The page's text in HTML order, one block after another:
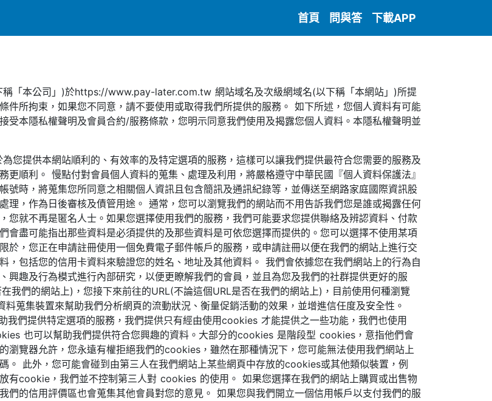
首頁 問與答 下載APP
「本公司」)於https://www.pay-later.com.tw 網站域名及次級網域名(以下稱「本網站」)所提
件所拘束，如果您不同意，請不要使用或取得我們所提供的服務。 如下所述，您個人資料有可能
受本隱私權聲明及會員合約/服務條款，您明示同意我們使用及揭露您個人資料。本隱私權聲明並
您提供本網站順利的、有效率的及特定選項的服務，這樣可以讓我們提供最符合您需要的服務及
順利。 慢點付對會員個人資料的蒐集、處理及利用，將嚴格遵守中華民國『個人資料保護法』
時，將蒐集您所同意之相關個人資訊且包含簡訊及通訊紀錄等，並傳送至網路家庭國際資訊股
理，作為日後審核及債管用途。 通常，您可以瀏覽我們的網站而不用告訴我們您是誰或揭露任何
您就不再是匿名人士。如果您選擇使用我們的服務，我們可能要求您提供聯絡及辨認資料、付款
會盡可能指出那些資料是必須提供的及那些資料是可依您選擇而提供的。您可以選擇不使用某項
於，您正在申請註冊使用一個免費電子郵件帳戶的服務，或申請註冊以便在我們的網站上進行交
，包括您的信用卡資料來驗證您的姓名、地址及其他資料。 我們會依據您在我們網站上的行為自
興趣及行為模式進行內部研究，以便更瞭解我們的會員，並且為您及我們的社群提供更好的服
我們的網站上)，您接下來前往的URL(不論這個URL是否在我們的網站上)，目前使用何種瀏覽
蒐集裝置來幫助我們分析網頁的流動狀況、衡量促銷活動的效果，並增進信任度及安全性。
們提供特定選項的服務，我們提供只有經由使用cookies 才能提供之一些功能，我們也使用
也可以幫助我們提供符合您興趣的資料。大部分的cookies 是階段型 cookies，意指他們會
瀏覽器允許，您永遠有權拒絕我們的cookies，雖然在那種情況下，您可能無法使用我們網站上
。 此外，您可能會碰到由第三人在我們網站上某些網頁中存放的cookies或其他類似裝置，例
有cookie，我們並不控制第三人對 cookies 的使用。 如果您選擇在我們的網站上購買或出售物
們的信用評價區也會蒐集其他會員對您的意見。 如果您與我們開立一個信用帳戶以支付我們的服